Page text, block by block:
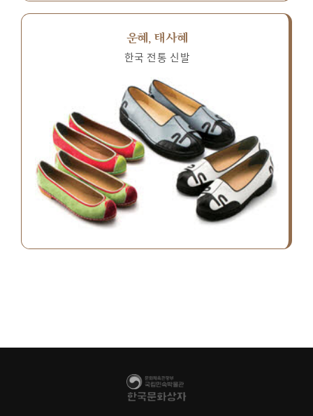
운혜, 태사혜
한국 전통 신발